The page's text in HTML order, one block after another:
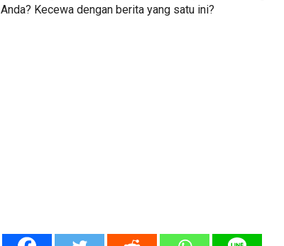
Anda? Kecewa dengan berita yang satu ini?